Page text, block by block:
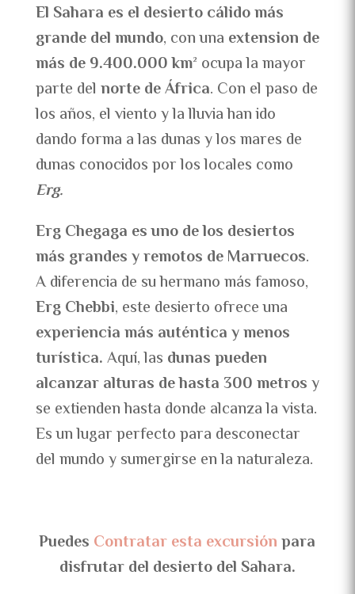
El Sahara es el desierto cálido más
grande del mundo, con una extension de
más de 9.400.000 km² ocupa la mayor
parte del norte de África. Con el paso de
los años, el viento y la lluvia han ido
dando forma a las dunas y los mares de
dunas conocidos por los locales como
Erg.
Erg Chegaga es uno de los desiertos
más grandes y remotos de Marruecos.
A diferencia de su hermano más famoso,
Erg Chebbi, este desierto ofrece una
experiencia más auténtica y menos
turística.Aquí, las dunas pueden
alcanzar alturas de hasta 300 metrosy
se extienden hasta donde alcanza la vista.
Es un lugar perfecto para desconectar
del mundo y sumergirse en la naturaleza.
Puedes Contratar esta excursiónpara
disfrutar del desierto del Sahara.